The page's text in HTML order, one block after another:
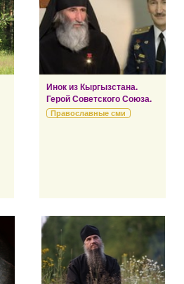
Инок из Кыргызстана.
Герой Советского Союза.
Православные сми